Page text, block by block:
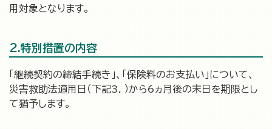
用対象となります。
2.特別措置の内容
「継続契約の締結手続き」、「保険料のお支払い」について、
災害救助法適用日（下記3．）から6ヵ月後の末日を期限とし
て猶予します。